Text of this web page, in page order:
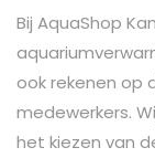
Bij AquaShop
ook rekenen op
medewerkers.
het kiezen van